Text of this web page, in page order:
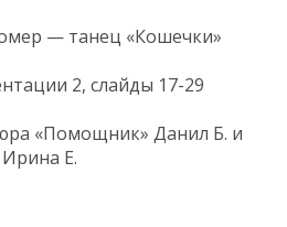
— танец «Кошечки»
2, слайды 17-29
«Помощник» Данил Б. и
Ирина Е.